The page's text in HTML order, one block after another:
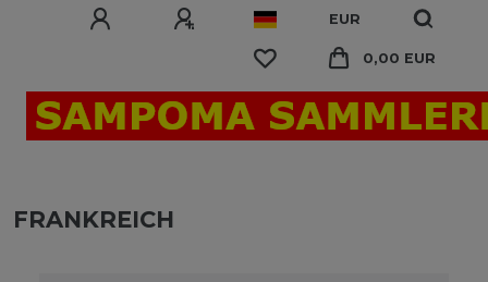
EUR
0,00 EUR
FRANKREICH